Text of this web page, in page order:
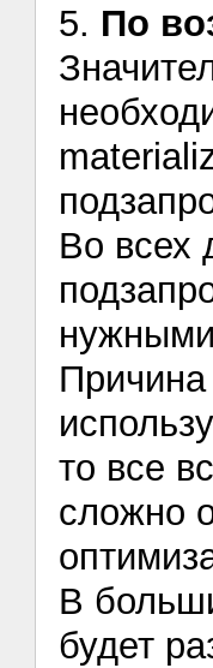
5. По
Во всех
то все
сложно
В
будет